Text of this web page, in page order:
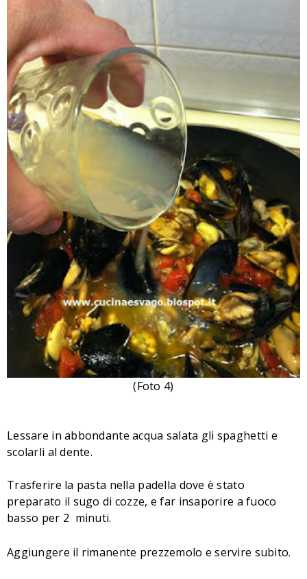
(Foto 4)
Lessare in abbondante acqua salata gli spaghetti e
scolarli al dente.
Trasferire la pasta nella padella dove è stato
preparato il sugo di cozze, e far insaporire a fuoco
basso per 2 minuti.
Aggiungere il rimanente prezzemolo e servire subito.